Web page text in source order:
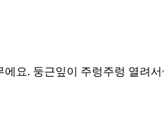
요. 둥근잎이 주렁주렁 열려